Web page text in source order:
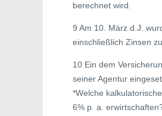
berechnet wird.
9 Am 10. März d.J.
einschließlich Zinsen
10 Ein dem
seiner Agentur
*Welche
6% p. a.